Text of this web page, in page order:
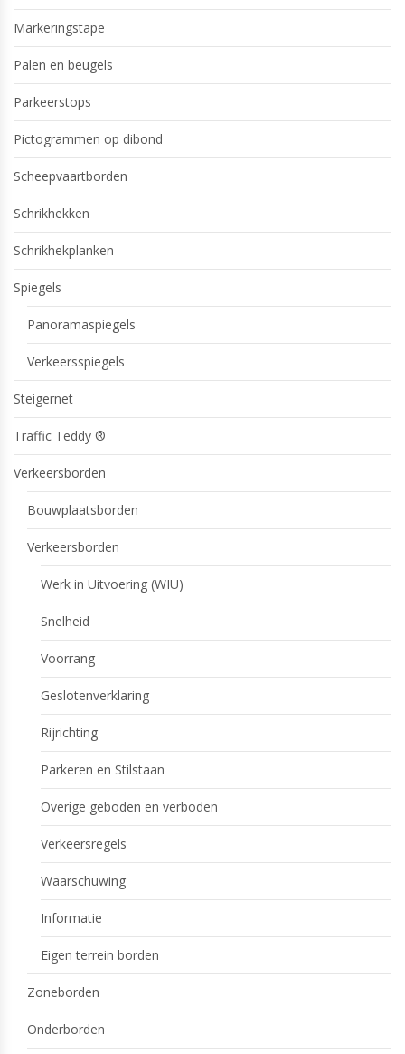
Markeringstape
Palen en beugels
Parkeerstops
Pictogrammen op dibond
Scheepvaartborden
Schrikhekken
Schrikhekplanken
Spiegels
Panoramaspiegels
Verkeersspiegels
Steigernet
Traffic Teddy ®
Verkeersborden
Bouwplaatsborden
Verkeersborden
Werk in Uitvoering (WIU)
Snelheid
Voorrang
Geslotenverklaring
Rijrichting
Parkeren en Stilstaan
Overige geboden en verboden
Verkeersregels
Waarschuwing
Informatie
Eigen terrein borden
Zoneborden
Onderborden